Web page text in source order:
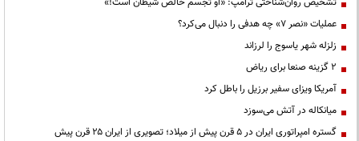
عملیات «نصر ۷» چه هدفی را دنبال می‌کرد؟
زلزله شهر یاسوج را لرزاند
۲ گزینه صنعا برای ریاض
آمریکا ویزای سفیر برزیل را باطل کرد
میانکاله در آتش می‌سوزد
گستره امپراتوری ایران در ۵ قرن پیش از میلاد؛ تصویری از ایران ۲۵ قرن پیش